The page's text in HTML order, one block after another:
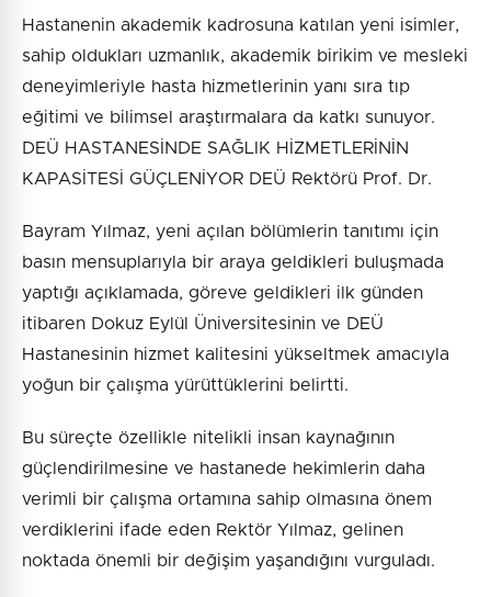
Hastanenin akademik kadrosuna katılan yeni isimler,
sahip oldukları uzmanlık, akademik birikim ve mesleki
deneyimleriyle hasta hizmetlerinin yanı sıra tıp
eğitimi ve bilimsel araştırmalara da katkı sunuyor.
DEÜ HASTANESİNDE SAĞLIK HİZMETLERİNİN
KAPASİTESİ GÜÇLENİYOR DEÜ Rektörü Prof. Dr.
Bayram Yılmaz, yeni açılan bölümlerin tanıtımı için
basın mensuplarıyla bir araya geldikleri buluşmada
yaptığı açıklamada, göreve geldikleri ilk günden
itibaren Dokuz Eylül Üniversitesinin ve DEÜ
Hastanesinin hizmet kalitesini yükseltmek amacıyla
yoğun bir çalışma yürüttüklerini belirtti.
Bu süreçte özellikle nitelikli insan kaynağının
güçlendirilmesine ve hastanede hekimlerin daha
verimli bir çalışma ortamına sahip olmasına önem
verdiklerini ifade eden Rektör Yılmaz, gelinen
noktada önemli bir değişim yaşandığını vurguladı.